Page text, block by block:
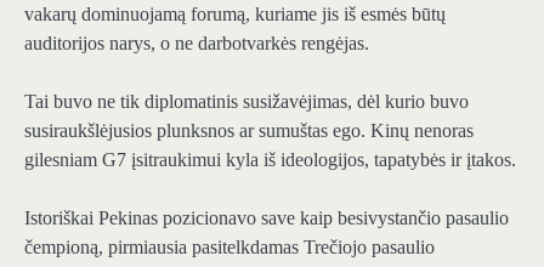
vakarų dominuojamą forumą, kuriame jis iš esmės būtų
auditorijos narys, o ne darbotvarkės rengėjas.
Tai buvo ne tik diplomatinis susižavėjimas, dėl kurio buvo
susiraukšlėjusios plunksnos ar sumuštas ego. Kinų nenoras
gilesniam G7 įsitraukimui kyla iš ideologijos, tapatybės ir įtakos.
Istoriškai Pekinas pozicionavo save kaip besivystančio pasaulio
čempioną, pirmiausia pasitelkdamas Trečiojo pasaulio